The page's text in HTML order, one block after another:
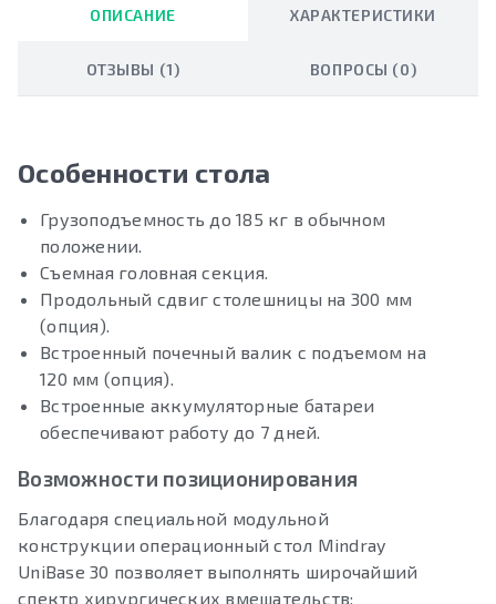
ОПИСАНИЕ ХАРАКТЕРИСТИКИ
ОТЗЫВЫ (1) ВОПРОСЫ (0)
Особенности стола
Грузоподъемность до 185 кг в обычном
положении.
Съемная головная секция.
Продольный сдвиг столешницы на 300 мм
(опция).
Встроенный почечный валик с подъемом на
120 мм (опция).
Встроенные аккумуляторные батареи
обеспечивают работу до 7 дней.
Возможности позиционирования
Благодаря специальной модульной
конструкции операционный стол Mindray
UniBase 30 позволяет выполнять широчайший
спектр хирургических вмешательств: